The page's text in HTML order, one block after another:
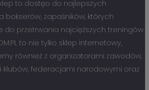
to dostęo do najlepszych
bokserów, zapaśników, których
do przetrwania najcięższych treningów.
to nie tylko sklep internetowy,
również z organizatorami zawodów,
klubów, federacjami narodowymi oraz